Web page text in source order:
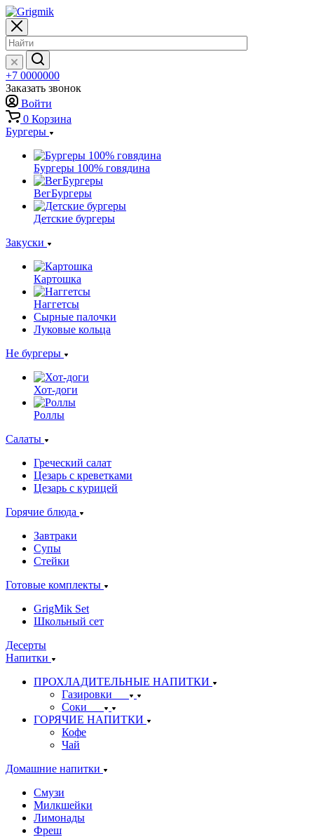
+7 0000000
Заказать звонок
Войти
0 Корзина
Бургеры
Бургеры 100% говядина
ВегБургеры
Детские бургеры
Закуски
Картошка
Наггетсы
Сырные палочки
Луковые кольца
Не бургеры
Хот-доги
Роллы
Салаты
Греческий салат
Цезарь с креветками
Цезарь с курицей
Горячие блюда
Завтраки
Супы
Стейки
Готовые комплекты
GrigMik Set
Школьный сет
Десерты
Напитки
ПРОХЛАДИТЕЛЬНЫЕ НАПИТКИ
Газировки
Соки
ГОРЯЧИЕ НАПИТКИ
Кофе
Чай
Домашние напитки
Смузи
Милкшейки
Лимонады
Фреш